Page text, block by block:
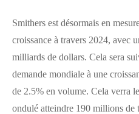
Smithers est désormais en
croissance à travers 2024, avec
milliards de dollars. Cela sera
demande mondiale à une
de 2.5% en volume. Cela verra
ondulé atteindre 190 millions de